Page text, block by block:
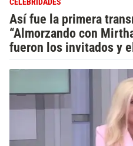
Así fue la primera
“Almorzando con
fueron los invitados y